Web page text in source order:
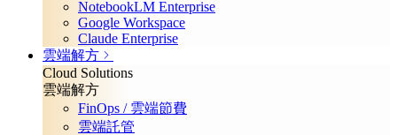
NotebookLM Enterprise
Google Workspace
Claude Enterprise
雲端解方
Cloud Solutions
雲端解方
FinOps / 雲端節費
雲端託管